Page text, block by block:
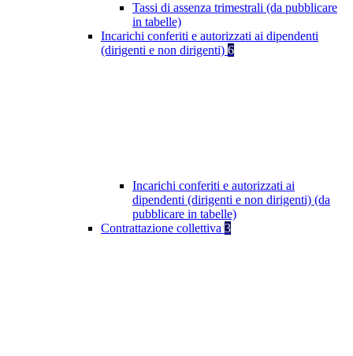
Tassi di assenza trimestrali (da pubblicare
in tabelle)
Incarichi conferiti e autorizzati ai dipendenti
(dirigenti e non dirigenti) 6
Incarichi conferiti e autorizzati ai
dipendenti (dirigenti e non dirigenti) (da
pubblicare in tabelle)
Contrattazione collettiva 3